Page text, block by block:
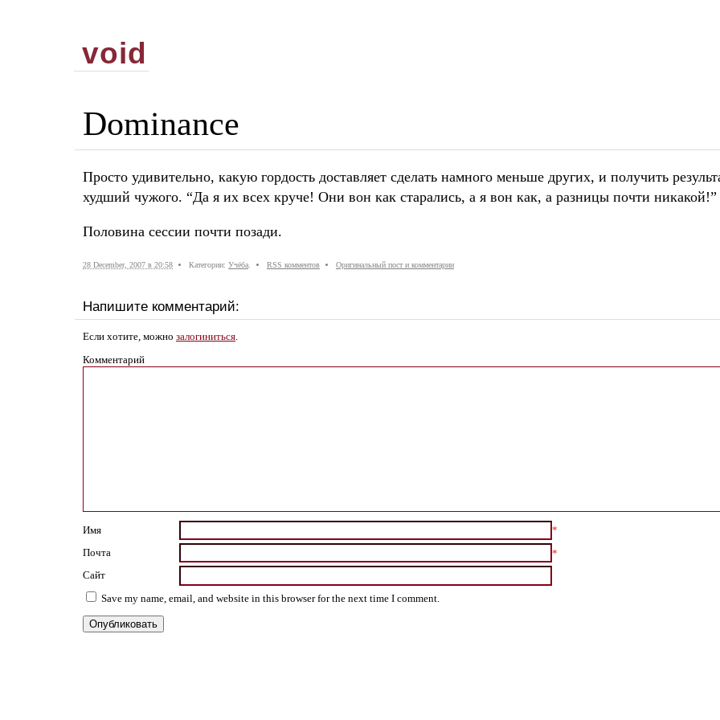
void
Dominance
Просто удивительно, какую гордость доставляет сделать намного меньше других, и получить
худший чужого. “Да я их всех круче! Они вон как старались, а я вон как, а разницы почти никакой!”
Половина сессии почти позади.
28 December, 2007 в 20:58 Категории: Учёба. RSS комментов Оригинальный пост и комментарии
Напишите комментарий:
Если хотите, можно залогиниться.
Комментарий
Имя
*
Почта
*
Сайт
Save my name, email, and website in this browser for the next time I comment.